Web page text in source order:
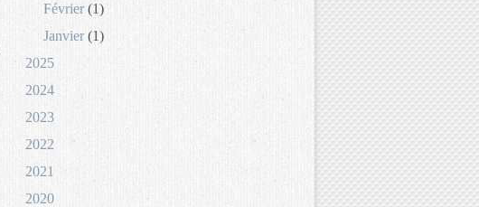
Février(1)
Janvier (1)
2025
2024
2023
2022
2021
2020